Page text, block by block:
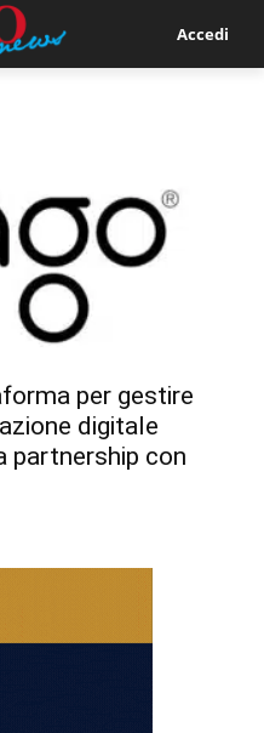
Accedi
per gestire
digitale
partnership con